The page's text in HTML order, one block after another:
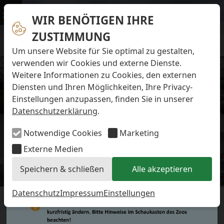
WIR BENÖTIGEN IHRE
ZUSTIMMUNG
Um unsere Website für Sie optimal zu gestalten,
verwenden wir Cookies und externe Dienste.
Weitere Informationen zu Cookies, den externen
Diensten und Ihren Möglichkeiten, Ihre Privacy-
Einstellungen anzupassen, finden Sie in unserer
Datenschutzerklärung.
Notwendige Cookies
Marketing
Externe Medien
Speichern & schließen
Alle akzeptieren
DatenschutzImpressumEinstellungen
Menü
Navigation überspringen
Preise & Infos
Öffnungs- und Fütterungszeiten
Eintrittspreise
Aktuelles
Alle Meldungen
Eisbären-Nachwuchs Anna & Elsa
Eisbären-Nachwuchs Lale & Lili
FAQ zum Tod des Schimpansen-Jungtiers
Newsletter
Bildungsletter
Barrierefreier Zoo
Hausordnung
Arbeiten im Zoo
Ausbildung zur Zootierpflegerin/zum Zootierpfleger
Freiwilliges ökologisches Jahr (FÖJ)
Mitarbeiter:in (w/m/d) auf Minijob-Basis
Patenschaften
Förderverein
Aktuelles
DER ZOO AM MEER HAT